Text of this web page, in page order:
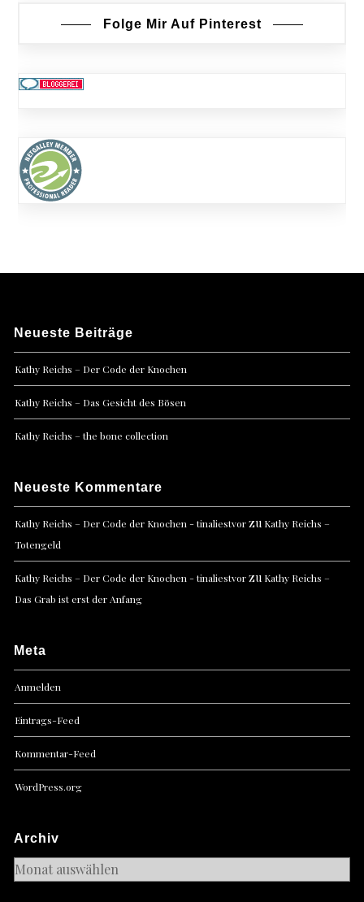
Folge Mir Auf Pinterest
Neueste Beiträge
Kathy Reichs – Der Code der Knochen
Kathy Reichs – Das Gesicht des Bösen
Kathy Reichs – the bone collection
Neueste Kommentare
Kathy Reichs – Der Code der Knochen - tinaliestvorzu Kathy Reichs –
Totengeld
Kathy Reichs – Der Code der Knochen - tinaliestvorzu Kathy Reichs –
Das Grab ist erst der Anfang
Meta
Anmelden
Eintrags-Feed
Kommentar-Feed
WordPress.org
Archiv
Archiv